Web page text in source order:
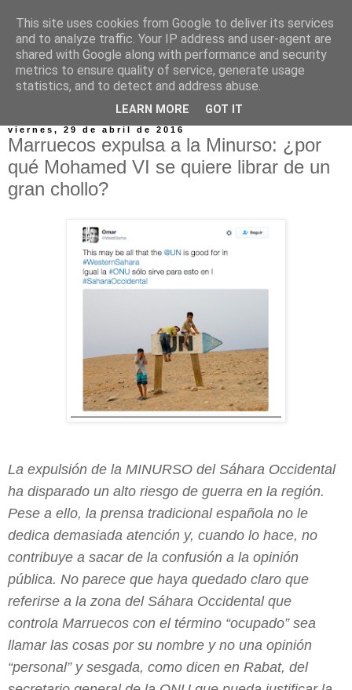
viernes, 29 de abril de 2016
Marruecos expulsa a la Minurso: ¿por
qué Mohamed VI se quiere librar de un
gran chollo?
La expulsión de la MINURSO del Sáhara Occidental
ha disparado un alto riesgo de guerra en la región.
Pese a ello, la prensa tradicional española no le
dedica demasiada atención y, cuando lo hace, no
contribuye a sacar de la confusión a la opinión
pública. No parece que haya quedado claro que
referirse a la zona del Sáhara Occidental que
controla Marruecos con el término “ocupado” sea
llamar las cosas por su nombre y no una opinión
“personal” y sesgada, como dicen en Rabat, del
This site uses cookies from Google to deliver its services
and to analyze traffic. Your IP address and user-agent are
shared with Google along with performance and security
metrics to ensure quality of service, generate usage
statistics, and to detect and address abuse.
LEARN MORE GOT IT